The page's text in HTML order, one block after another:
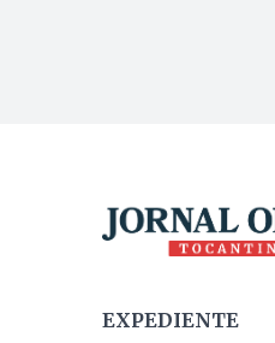
EXPEDIENTE